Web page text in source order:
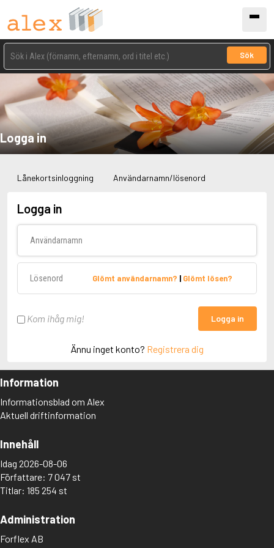
Sök
Logga in
Lånekortsinloggning Användarnamn/lösenord
Logga in
Glömt användarnamn? | Glömt lösen?
Kom ihåg mig! Logga in
Ännu inget konto? Registrera dig
Information
Informationsblad om Alex
Aktuell driftinformation
Innehåll
Idag 2026-08-06
Författare: 7 047 st
Titlar: 185 254 st
Administration
Forflex AB